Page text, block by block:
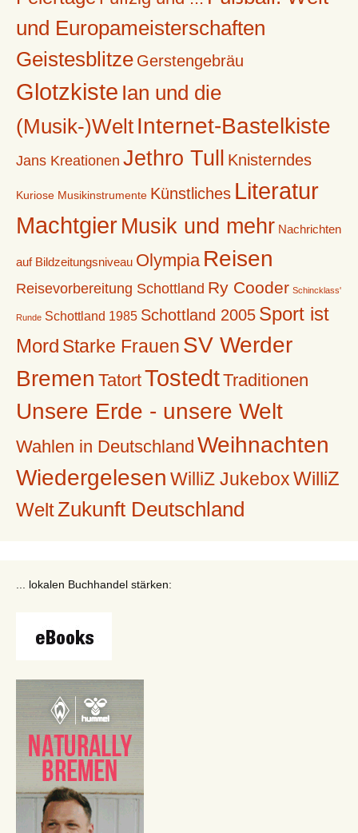
und Europameisterschaften
Geistesblitze Gerstengebräu
Glotzkiste Ian und die
(Musik-)Welt Internet-Bastelkiste
Jans Kreationen Jethro Tull Knisterndes
Kuriose Musikinstrumente Künstliches Literatur
MachtgierMusik und mehr Nachrichten
auf Bildzeitungsniveau Olympia Reisen
Reisevorbereitung Schottland Ry Cooder Schincklass'
Runde Schottland 1985 Schottland 2005 Sport ist
Mord Starke Frauen SV Werder
Bremen TatortTostedtTraditionen
Unsere Erde - unsere Welt
Wahlen in Deutschland Weihnachten
Wiedergelesen WilliZ Jukebox WilliZ
WeltZukunft Deutschland
... lokalen Buchhandel stärken: